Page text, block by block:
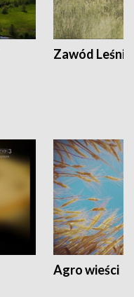
Zawód Leśnik
Agro wieści